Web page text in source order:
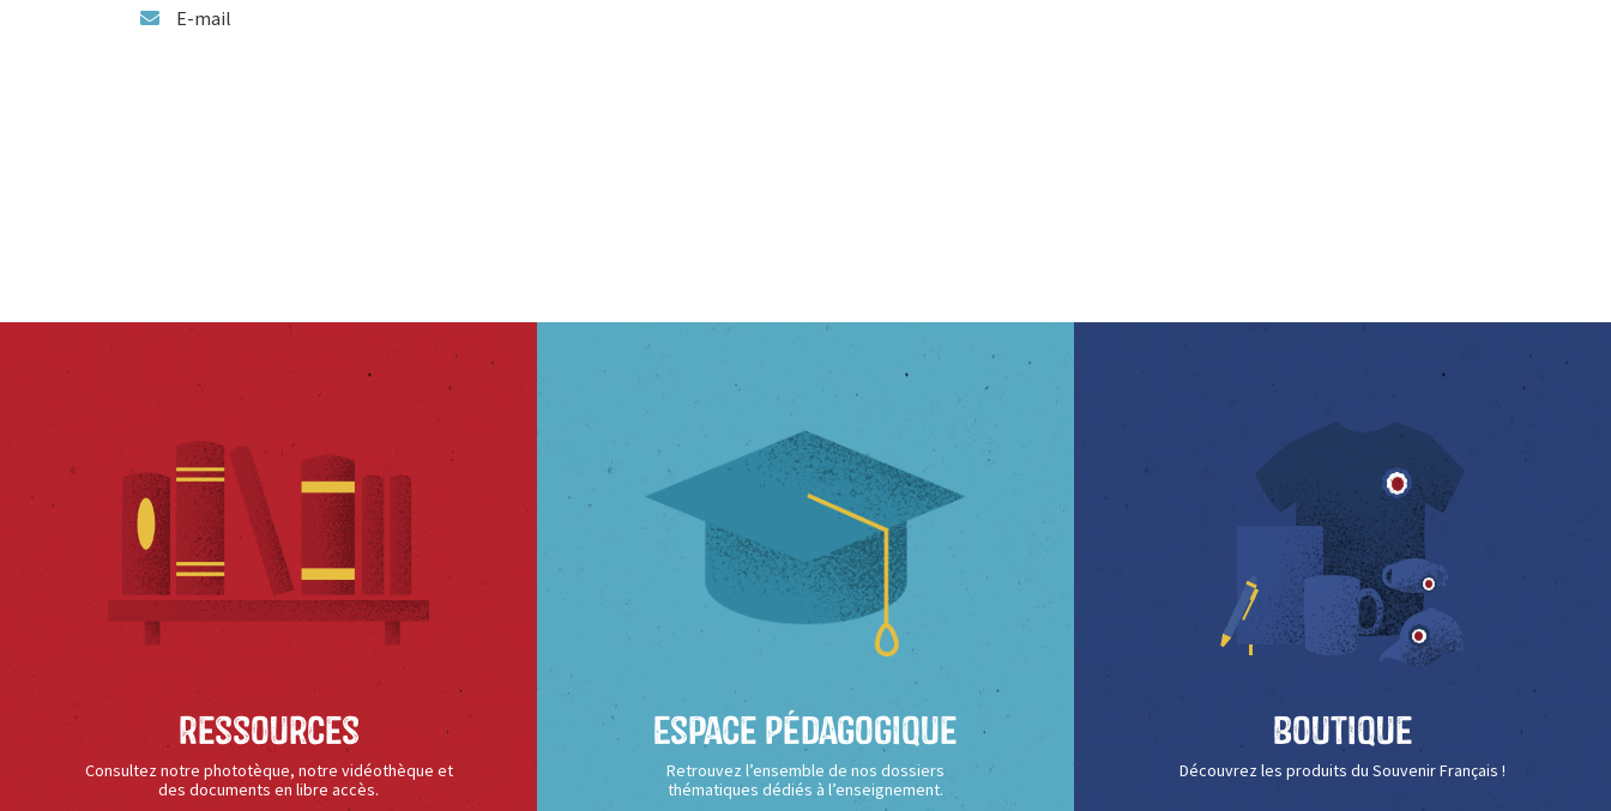
E-mail
Ressources
Consultez notre phototèque, notre vidéothèque et
des documents en libre accès.
Espace Pédagogique
Retrouvez l’ensemble de nos dossiers
thématiques dédiés à l’enseignement.
Boutique
Découvrez les produits du Souvenir Français !